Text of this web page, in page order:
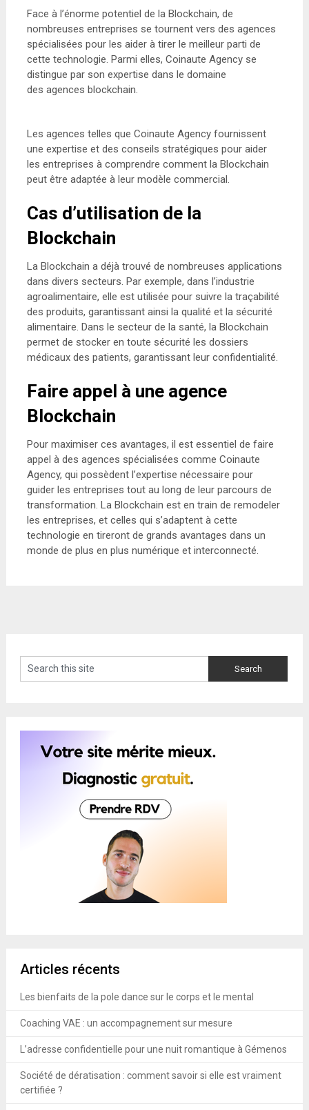
Face à l’énorme potentiel de la Blockchain, de
nombreuses entreprises se tournent vers des agences
spécialisées pour les aider à tirer le meilleur parti de
cette technologie. Parmi elles, Coinaute Agency se
distingue par son expertise dans le domaine
des agences blockchain.
Les agences telles que Coinaute Agency fournissent
une expertise et des conseils stratégiques pour aider
les entreprises à comprendre comment la Blockchain
peut être adaptée à leur modèle commercial.
Cas d’utilisation de la
Blockchain
La Blockchain a déjà trouvé de nombreuses applications
dans divers secteurs. Par exemple, dans l’industrie
agroalimentaire, elle est utilisée pour suivre la traçabilité
des produits, garantissant ainsi la qualité et la sécurité
alimentaire. Dans le secteur de la santé, la Blockchain
permet de stocker en toute sécurité les dossiers
médicaux des patients, garantissant leur confidentialité.
Faire appel à une agence
Blockchain
Pour maximiser ces avantages, il est essentiel de faire
appel à des agences spécialisées comme Coinaute
Agency, qui possèdent l’expertise nécessaire pour
guider les entreprises tout au long de leur parcours de
transformation. La Blockchain est en train de remodeler
les entreprises, et celles qui s’adaptent à cette
technologie en tireront de grands avantages dans un
monde de plus en plus numérique et interconnecté.
Articles récents
Les bienfaits de la pole dance sur le corps et le mental
Coaching VAE : un accompagnement sur mesure
L’adresse confidentielle pour une nuit romantique à Gémenos
Société de dératisation : comment savoir si elle est vraiment
certifiée ?